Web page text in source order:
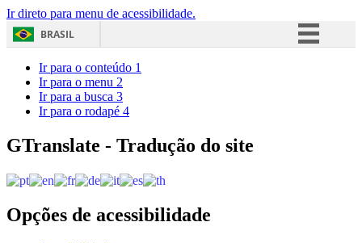
Ir direto para menu de acessibilidade.
BRASIL
Acesso à informação
Ir para o conteúdo 1
Ir para o menu 2
Ir para a busca 3
Ir para o rodapé 4
GTranslate - Tradução do site
Opções de acessibilidade